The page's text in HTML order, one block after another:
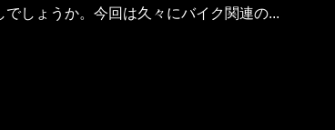
しょうか。今回は久々にバイク関連の...